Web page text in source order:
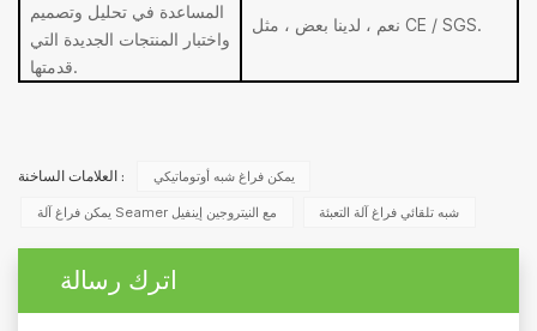
المساعدة في تحليل وتصميم
واختبار المنتجات الجديدة التي
قدمتها.
نعم ، لدينا بعض ، مثل CE / SGS.
العلامات الساخنة : يمكن فراغ شبه أوتوماتيكي
يمكن فراغ آلة Seamer مع النيتروجين إينفيل شبه تلقائي فراغ آلة التعبئة
اترك رسالة